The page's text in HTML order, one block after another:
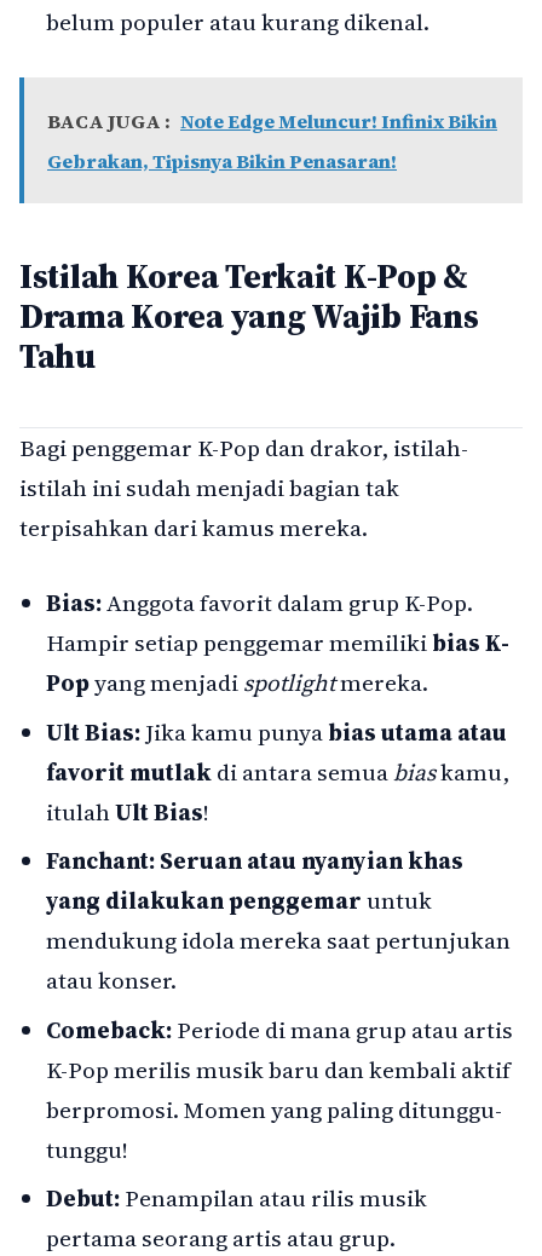
belum populer atau kurang dikenal.
BACA JUGA : Note Edge Meluncur! Infinix Bikin
Gebrakan, Tipisnya Bikin Penasaran!
Istilah Korea Terkait K-Pop &
Drama Korea yang Wajib Fans
Tahu
Bagi penggemar K-Pop dan drakor, istilah-
istilah ini sudah menjadi bagian tak
terpisahkan dari kamus mereka.
Bias:Anggota favorit dalam grup K-Pop.
Hampir setiap penggemar memilikibias K-
Popyang menjadispotlightmereka.
Ult Bias:Jika kamu punyabias utama atau
favorit mutlakdi antara semuabiaskamu,
itulahUlt Bias!
Fanchant:Seruan atau nyanyian khas
yang dilakukan penggemaruntuk
mendukung idola mereka saat pertunjukan
atau konser.
Comeback:Periode di mana grup atau artis
K-Pop merilis musik baru dan kembali aktif
berpromosi. Momen yang paling ditunggu-
tunggu!
Debut:Penampilan atau rilis musik
pertama seorang artis atau grup.